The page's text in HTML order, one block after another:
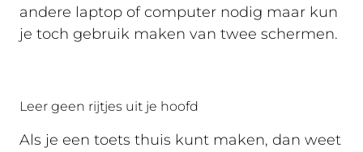
andere laptop of computer nodig maar kun
je toch gebruik maken van twee schermen.
Leer geen rijtjes uit je hoofd
Als je een toets thuis kunt maken, dan weet